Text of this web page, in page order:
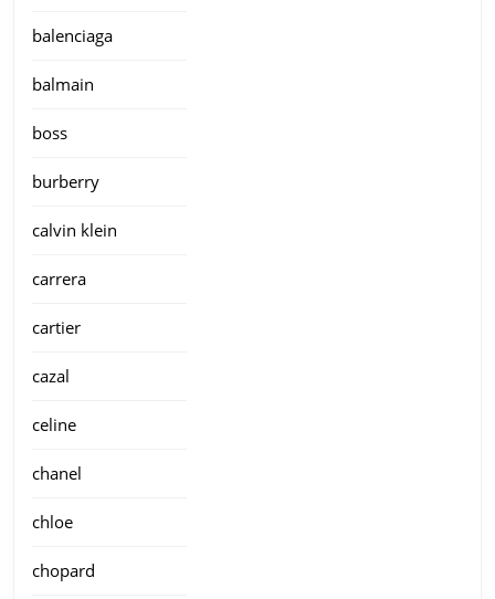
balenciaga
balmain
boss
burberry
calvin klein
carrera
cartier
cazal
celine
chanel
chloe
chopard